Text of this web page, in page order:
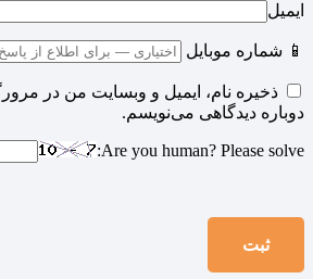
ایمیل
📱 شماره موبایل
ذخیره نام، ایمیل و وبسایت من در
دوباره دیدگاهی می‌نویسم.
Are you human? Please solve: